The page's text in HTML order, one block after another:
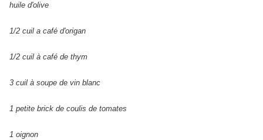
huile d'olive
1/2 cuil a café d'origan
1/2 cuil à café de thym
3 cuil à soupe de vin blanc
1 petite brick de coulis de tomates
1 oignon